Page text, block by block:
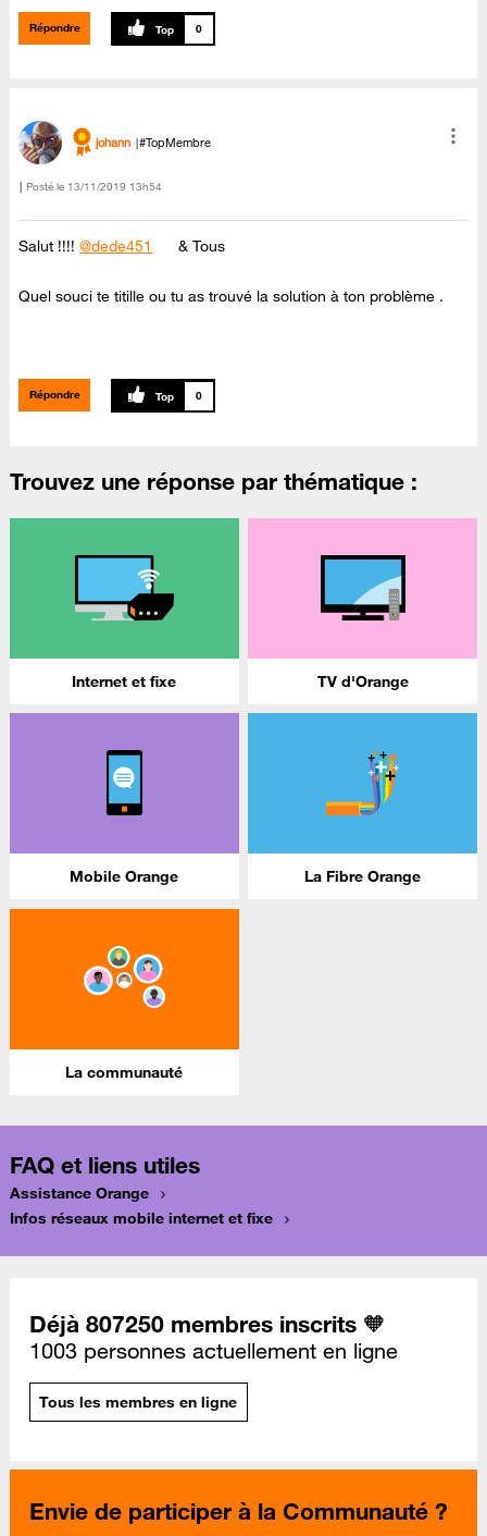
Répondre 0
johann #TopMembre
Posté le ‎13/11/2019 13h54
Salut !!!!@dede451 & Tous
Quel souci te titille ou tu as trouvé la solution à ton problème .
Répondre 0
Trouvez une réponse par thématique :
Internet et fixe TV d'Orange
Mobile Orange La Fibre Orange
La communauté
FAQ et liens utiles
Assistance Orange
Infos réseaux mobile internet et fixe
Déjà 807250 membres inscrits 🧡
1003 personnes actuellement en ligne
Tous les membres en ligne
Envie de participer à la Communauté ?